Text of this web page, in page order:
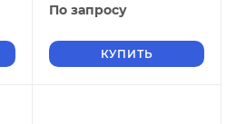
По запросу
КУПИТЬ